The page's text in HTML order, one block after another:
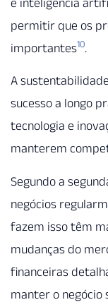
permitir que os
importantes10.
A
sucesso a longo
tecnologia e
manterem
Segundo a
negócios
fazem isso têm
mudanças do
financeiras
manter o negócio